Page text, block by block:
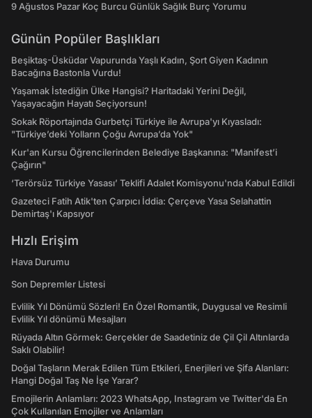
9 Ağustos Pazar Koç Burcu Günlük Sağlık Burç Yorumu
Günün Popüler Başlıkları
Beşiktaş-Üsküdar Vapurunda Yaşlı Kadın, Şort Giyen Kadının
Bacağına Bastonla Vurdu!
Yaşamak İstediğin Ülke Hangisi? Haritadaki Yerini Değil,
Yaşayacağın Hayatı Seçiyorsun!
Sokak Röportajında Gurbetçi Türkiye ile Avrupa'yı Kıyasladı:
"Türkiye’deki Yolların Çoğu Avrupa’da Yok"
Kur'an Kursu Öğrencilerinden Belediye Başkanına: "Manifest’i
Çağırın"
‘Terörsüz Türkiye Yasası’ Teklifi Adalet Komisyonu'nda Kabul Edildi
Gazeteci Fatih Atik'ten Çarpıcı İddia: Çerçeve Yasa Selahattin
Demirtaş'ı Kapsıyor
Hızlı Erişim
Hava Durumu
Son Depremler Listesi
Evlilik Yıl Dönümü Sözleri! En Özel Romantik, Duygusal ve Resimli
Evlilik Yıl dönümü Mesajları
Rüyada Altın Görmek: Gerçekler de Saadetiniz de Çil Çil Altınlarda
Saklı Olabilir!
Doğal Taşların Merak Edilen Tüm Etkileri, Enerjileri ve Şifa Alanları:
Hangi Doğal Taş Ne İşe Yarar?
Emojilerin Anlamları: 2023 WhatsApp, Instagram ve Twitter'da En
Çok Kullanılan Emojiler ve Anlamları